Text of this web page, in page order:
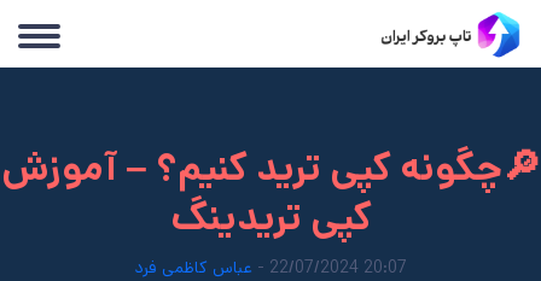
🔎چگونه کپی ترید کنیم؟ – آموزش
کپی تریدینگ
20:07 22/07/2024 - عباس کاظمی فرد